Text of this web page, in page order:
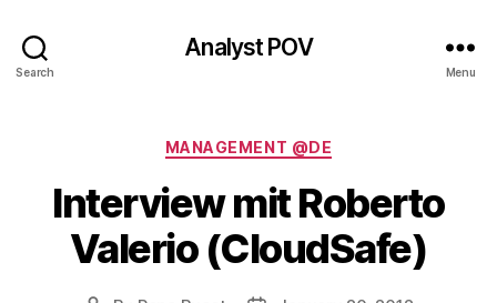
Search
Analyst POV
Menu
Categories
MANAGEMENT @DE
Interview mit Roberto
Valerio (CloudSafe)